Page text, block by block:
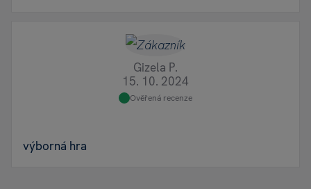
Gizela P.
15. 10. 2024
Ověřená recenze
výborná hra